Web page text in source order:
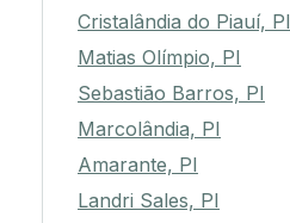
Cristalândia do Piauí, PI
Matias Olímpio, PI
Sebastião Barros, PI
Marcolândia, PI
Amarante, PI
Landri Sales, PI